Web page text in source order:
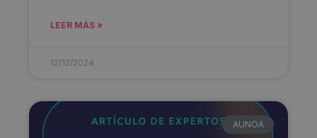
LEER MÁS »
12/12/2024
AUNOA